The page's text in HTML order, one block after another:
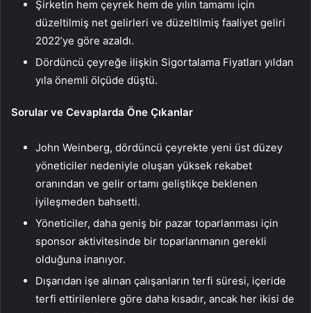
Şirketin hem çeyrek hem de yılın tamamı için
düzeltilmiş net gelirleri ve düzeltilmiş faaliyet geliri
2022’ye göre azaldı.
Dördüncü çeyreğe ilişkin Sigortalama Fiyatları yıldan
yıla önemli ölçüde düştü.
Sorular ve Cevaplarda Öne Çıkanlar
John Weinberg, dördüncü çeyrekte yeni üst düzey
yöneticiler nedeniyle oluşan yüksek rekabet
oranından ve gelir ortamı geliştikçe beklenen
iyileşmeden bahsetti.
Yöneticiler, daha geniş bir pazar toparlanması için
sponsor aktivitesinde bir toparlanmanın gerekli
olduğuna inanıyor.
Dışarıdan işe alınan çalışanların terfi süresi, içeride
terfi ettirilenlere göre daha kısadır, ancak her ikisi de